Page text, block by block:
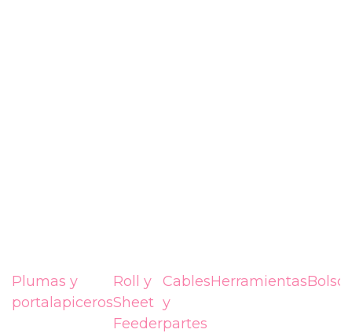
Plumas y
portalapiceros
Roll y
Sheet
Feeder
Cables
y
partes
HerramientasBolsos